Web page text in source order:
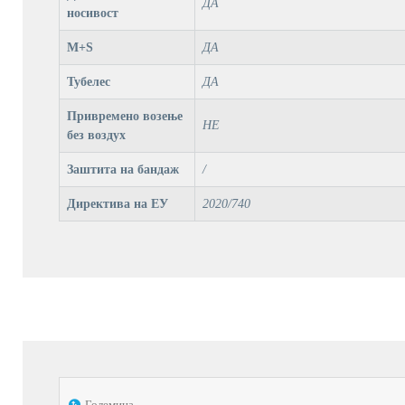
носивост
ДА
M+S ДА
Тубелес ДА
Привремено возење
без воздух
НЕ
Заштита на бандаж /
Директива на ЕУ 2020/740